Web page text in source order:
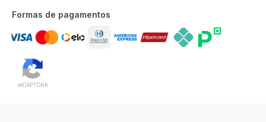
Formas de pagamentos